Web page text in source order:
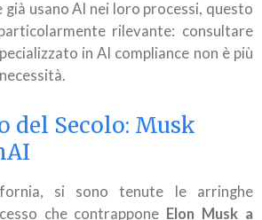
già usano AI nei loro processi, questo
rilevante: consultare
in AI compliance non è più
del Secolo: Musk
si sono tenute le arringhe
che contrappone Elon Musk a